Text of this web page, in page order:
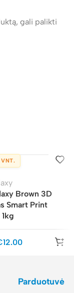
gali palikti
VNT.
Brown 3D
Smart Print
12.00
Parduotuvė